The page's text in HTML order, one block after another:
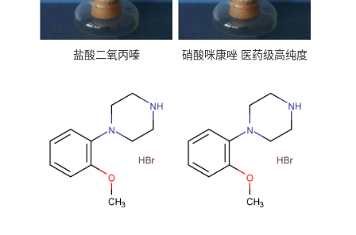
盐酸二氧丙嗪
硝酸咪康唑 医药级高纯度